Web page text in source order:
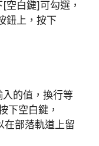
空白鍵]可勾選，
鈕上，按下
的值，換行等
下空白鍵，
在部落軌道上留